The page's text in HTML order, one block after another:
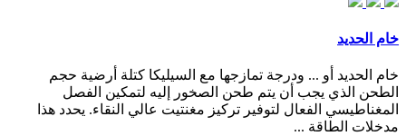
خام الحديد
خام الحديد أو ... ودرجة تمازجها مع السيليكا كتلة أرضية حجم
الطحن الذي يجب أن يتم طحن الصخور إليه لتمكين الفصل
المغناطيسي الفعال لتوفير تركيز مغنتيت عالي النقاء. يحدد هذا
مدخلات الطاقة ...